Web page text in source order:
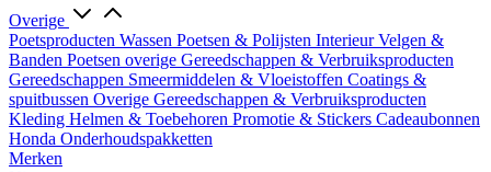
Overige
Poetsproducten Wassen Poetsen & Polijsten InterieurVelgen &
Banden Poetsen overige Gereedschappen & Verbruiksproducten
Gereedschappen Smeermiddelen & Vloeistoffen Coatings &
spuitbussen Overige Gereedschappen & Verbruiksproducten
Kleding Helmen & Toebehoren Promotie & Stickers Cadeaubonnen
Honda Onderhoudspakketten
Merken